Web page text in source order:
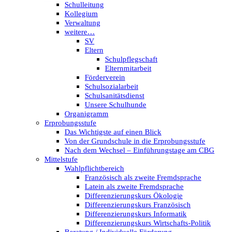
Schulleitung
Kollegium
Verwaltung
weitere…
SV
Eltern
Schulpflegschaft
Elternmitarbeit
Förderverein
Schulsozialarbeit
Schulsanitätsdienst
Unsere Schulhunde
Organigramm
Erprobungsstufe
Das Wichtigste auf einen Blick
Von der Grundschule in die Erprobungsstufe
Nach dem Wechsel – Einführungstage am CBG
Mittelstufe
Wahlpflichtbereich
Französisch als zweite Fremdsprache
Latein als zweite Fremdsprache
Differenzierungskurs Ökologie
Differenzierungskurs Französisch
Differenzierungskurs Informatik
Differenzierungskurs Wirtschafts-Politik